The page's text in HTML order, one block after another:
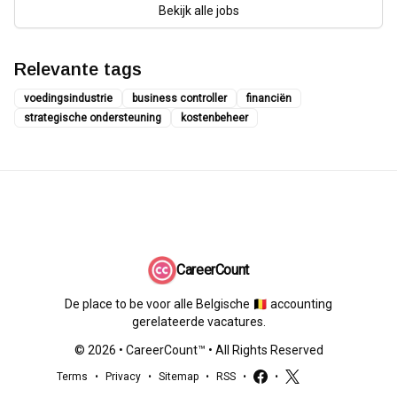
Bekijk alle jobs
Relevante tags
voedingsindustrie business controller
financiën
strategische ondersteuning
kostenbeheer
CareerCount
De place to be voor alle Belgische 🇧🇪 accounting
gerelateerde vacatures.
© 2026 • CareerCount™ • All Rights Reserved
Terms • Privacy • Sitemap • RSS • •